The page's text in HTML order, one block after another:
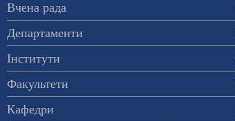
Вчена рада
Департаменти
Інститути
Факультети
Кафедри